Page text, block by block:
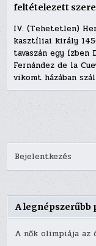
feltételezett
IV. (Tehetetlen)
kasztíliai király
tavaszán egy ízben
Fernández de la
vikomt házában
Bejelentkezés
A legnépszerűbb
A nők olimpiája az